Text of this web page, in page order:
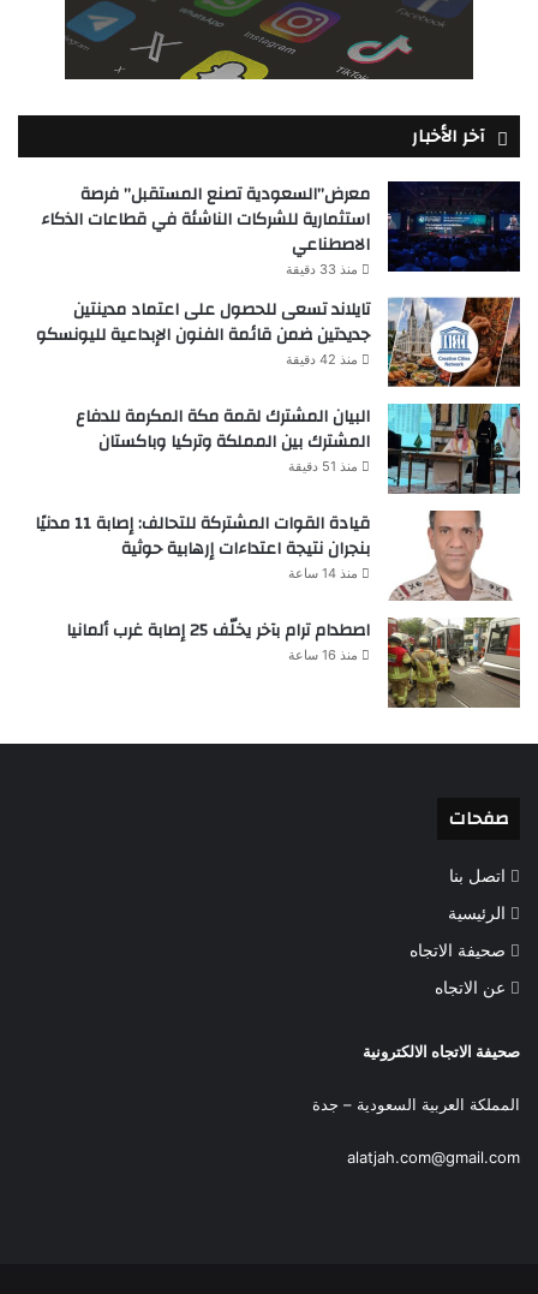
آخر الأخبار
معرض”السعودية تصنع المستقبل” فرصة
استثمارية للشركات الناشئة في قطاعات الذكاء
الاصطناعي
منذ 33 دقيقة
تايلاند تسعى للحصول على اعتماد مدينتين
جديدتين ضمن قائمة الفنون الإبداعية لليونسكو
منذ 42 دقيقة
البيان المشترك لقمة مكة المكرمة للدفاع
المشترك بين المملكة وتركيا وباكستان
منذ 51 دقيقة
قيادة القوات المشتركة للتحالف: إصابة 11 مدنيًا
بنجران نتيجة اعتداءات إرهابية حوثية
منذ 14 ساعة
اصطدام ترام بآخر يخلّف 25 إصابة غرب ألمانيا
منذ 16 ساعة
صفحات
اتصل بنا
الرئيسية
صحيفة الاتجاه
عن الاتجاه
صحيفة الاتجاه الالكترونية
المملكة العربية السعودية – جدة
alatjah.com@gmail.com